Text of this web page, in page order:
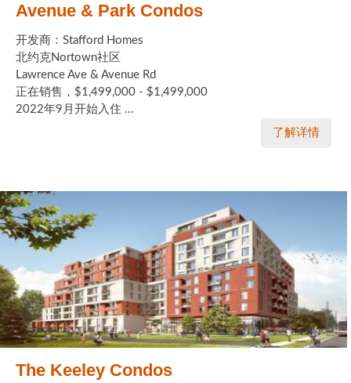
Avenue & Park Condos
开发商：Stafford Homes
北约克Nortown社区
Lawrence Ave & Avenue Rd
正在销售，$1,499,000 - $1,499,000
2022年9月开始入住 ...
了解详情
The Keeley Condos